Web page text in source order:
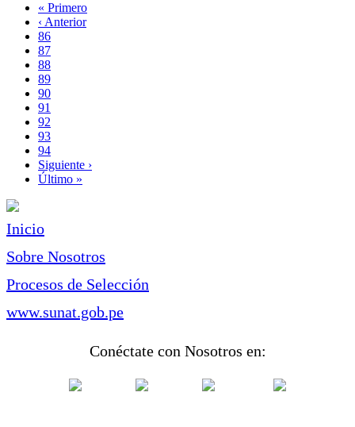
Paginación
Primera
página
« Primero
Página
anterior
‹ Anterior
Page
86
Page
87
Page
88
Page
89
Página
actual
90
Page
91
Page
92
Page
93
Page
94
Siguiente
página
Siguiente ›
Última
Último »
Inicio
Sobre Nosotros
Procesos de Selección
www.sunat.gob.pe
Conéctate con Nosotros en: